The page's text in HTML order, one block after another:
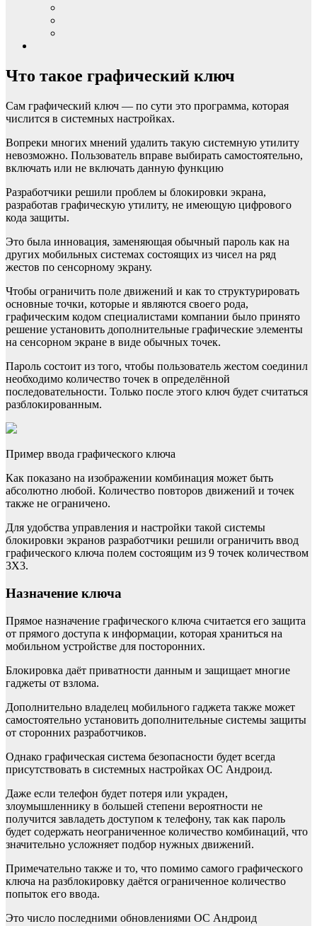
Что такое графический ключ
Сам графический ключ — по сути это программа, которая
числится в системных настройках.
Вопреки многих мнений удалить такую системную утилиту
невозможно. Пользователь вправе выбирать самостоятельно,
включать или не включать данную функцию
Разработчики решили проблем ы блокировки экрана,
разработав графическую утилиту, не имеющую цифрового
кода защиты.
Это была инновация, заменяющая обычный пароль как на
других мобильных системах состоящих из чисел на ряд
жестов по сенсорному экрану.
Чтобы ограничить поле движений и как то структурировать
основные точки, которые и являются своего рода,
графическим кодом специалистами компании было принято
решение установить дополнительные графические элементы
на сенсорном экране в виде обычных точек.
Пароль состоит из того, чтобы пользователь жестом соединил
необходимо количество точек в определённой
последовательности. Только после этого ключ будет считаться
разблокированным.
Пример ввода графического ключа
Как показано на изображении комбинация может быть
абсолютно любой. Количество повторов движений и точек
также не ограничено.
Для удобства управления и настройки такой системы
блокировки экранов разработчики решили ограничить ввод
графического ключа полем состоящим из 9 точек количеством
3Х3.
Назначение ключа
Прямое назначение графического ключа считается его защита
от прямого доступа к информации, которая храниться на
мобильном устройстве для посторонних.
Блокировка даёт приватности данным и защищает многие
гаджеты от взлома.
Дополнительно владелец мобильного гаджета также может
самостоятельно установить дополнительные системы защиты
от сторонних разработчиков.
Однако графическая система безопасности будет всегда
присутствовать в системных настройках ОС Андроид.
Даже если телефон будет потеря или украден,
злоумышленнику в большей степени вероятности не
получится завладеть доступом к телефону, так как пароль
будет содержать неограниченное количество комбинаций, что
значительно усложняет подбор нужных движений.
Примечательно также и то, что помимо самого графического
ключа на разблокировку даётся ограниченное количество
попыток его ввода.
Это число последними обновлениями ОС Андроид